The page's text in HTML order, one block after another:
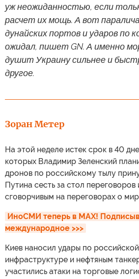
уж неожиданностью, если
расчет их мощь. А вот
дунайских портов и ударов по
ожидал, пишет GN. А именно
душит Украину сильнее и
другое.
Зоран Метер
На этой неделе истек срок в 40
которых Владимир Зеленский
дронов по российскому тылу
Путина сесть за стол переговоров
сговорчивым на переговорах о
ИноСМИ теперь в MAX!
международное >>>
Киев наносил удары по
инфраструктуре и нефтяным
участились атаки на торговые